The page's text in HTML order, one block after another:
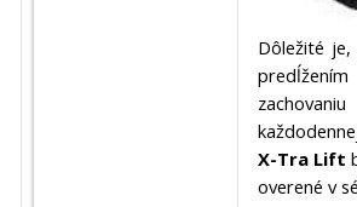
Dôležité
X-Tra Lift
overené v